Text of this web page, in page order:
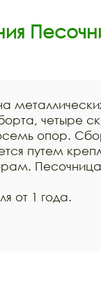
четыре
опор.
путем
Песочница
от 1 года.